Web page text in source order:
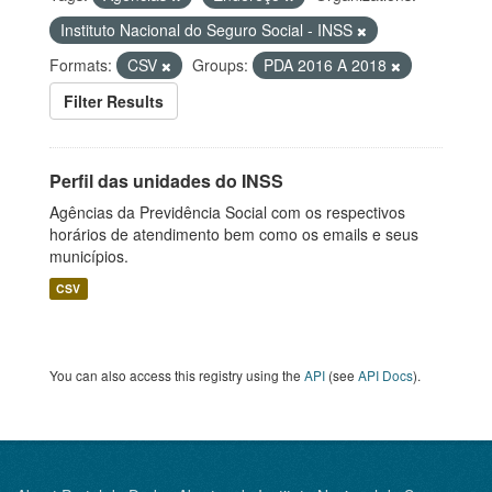
Instituto Nacional do Seguro Social - INSS
Formats:
CSV Groups:
PDA 2016 A 2018
Filter Results
Perfil das unidades do INSS
Agências da Previdência Social com os respectivos
horários de atendimento bem como os emails e seus
municípios.
CSV
You can also access this registry using the API (see API Docs).